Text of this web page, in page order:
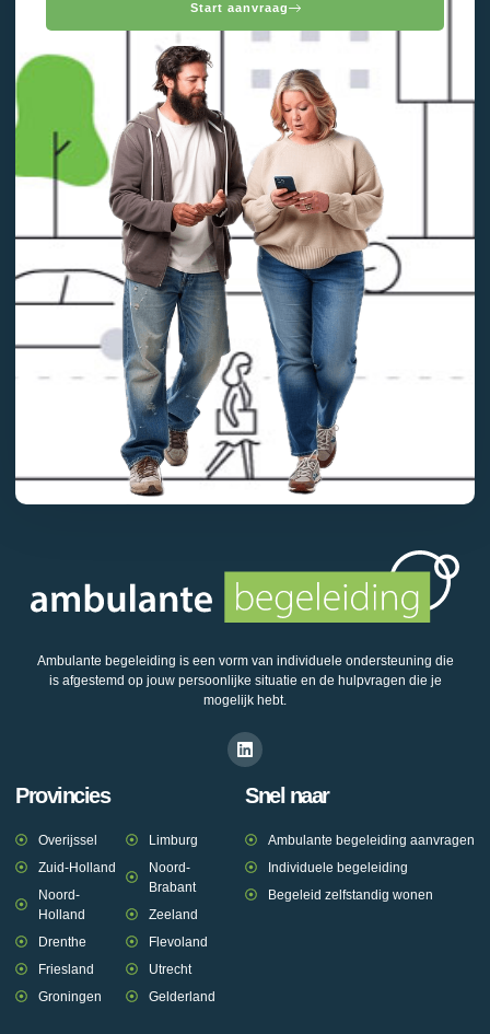
Start aanvraag
Ambulante begeleiding is een vorm van individuele ondersteuning die
is afgestemd op jouw persoonlijke situatie en de hulpvragen die je
mogelijk hebt.
Provincies
Overijssel
Zuid-Holland
Noord-
Holland
Drenthe
Friesland
Groningen
Limburg
Noord-
Brabant
Zeeland
Flevoland
Utrecht
Gelderland
Snel naar
Ambulante begeleiding aanvragen
Individuele begeleiding
Begeleid zelfstandig wonen